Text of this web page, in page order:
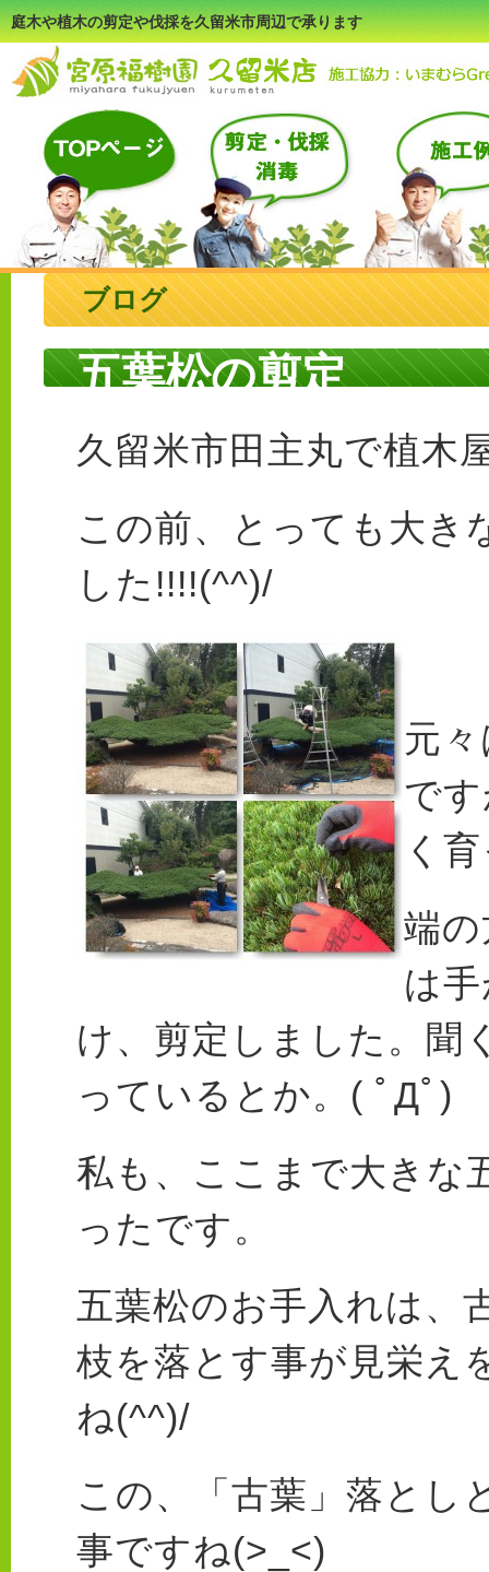
庭木や植木の剪定や伐採を久留米市周辺で承ります
ブログ
五葉松の剪定
久留米市田主丸で植木
この前、とっても大き
した!!!!(^^)/
元
で
く
端
は
け、剪定しました。聞
っているとか。( ﾟДﾟ)
私も、ここまで大きな
ったです。
五葉松のお手入れは、
枝を落とす事が見栄え
ね(^^)/
この、「古葉」落とし
事ですね(>_<)